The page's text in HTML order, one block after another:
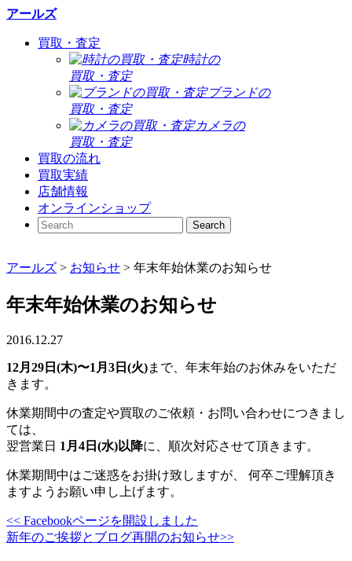
アールズ
買取・査定
時計の
買取・査定
ブランドの
買取・査定
カメラの
買取・査定
買取の流れ
買取実績
店舗情報
オンラインショップ
アールズ > お知らせ > 年末年始休業のお知らせ
年末年始休業のお知らせ
2016.12.27
12月29日(木)〜1月3日(火)まで、年末年始のお休みをいただ
きます。
休業期間中の査定や買取のご依頼・お問い合わせにつきまし
ては、
翌営業日 1月4日(水)以降に、順次対応させて頂きます。
休業期間中はご迷惑をお掛け致しますが、 何卒ご理解頂き
ますようお願い申し上げます。
投
稿
<< Facebookページを開設しました
新年のご挨拶とブログ再開のお知らせ>>